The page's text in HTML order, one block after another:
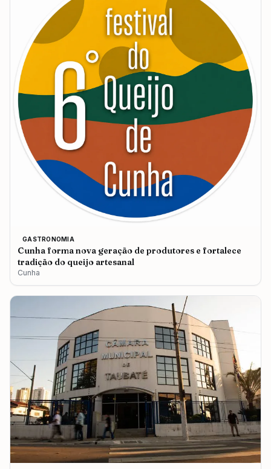
GASTRONOMIA
Cunha forma nova geração de produtores e fortalece
tradição do queijo artesanal
Cunha